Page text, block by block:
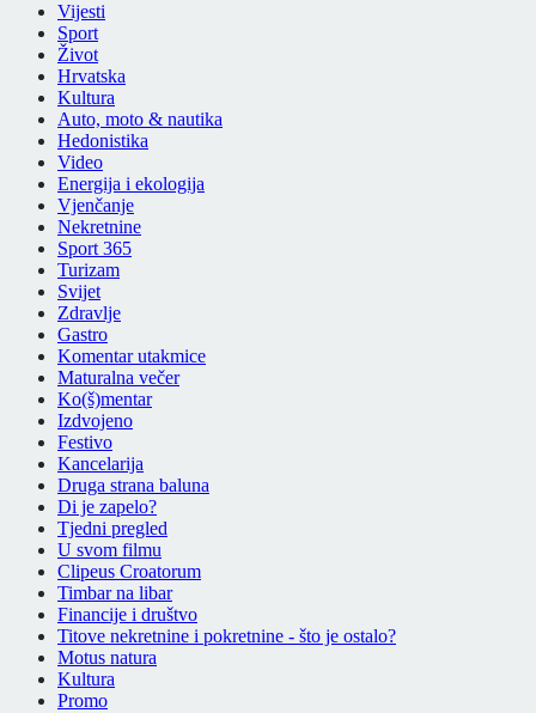
Vijesti
Sport
Život
Hrvatska
Kultura
Auto, moto & nautika
Hedonistika
Video
Energija i ekologija
Vjenčanje
Nekretnine
Sport 365
Turizam
Svijet
Zdravlje
Gastro
Komentar utakmice
Maturalna večer
Ko(š)mentar
Izdvojeno
Festivo
Kancelarija
Druga strana baluna
Di je zapelo?
Tjedni pregled
U svom filmu
Clipeus Croatorum
Timbar na libar
Financije i društvo
Titove nekretnine i pokretnine - što je ostalo?
Motus natura
Kultura
Promo